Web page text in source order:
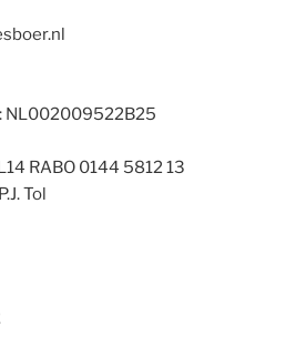
NL002009522B25
RABO 0144 5812 13
Tol